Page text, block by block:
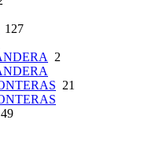
127
2
21
49